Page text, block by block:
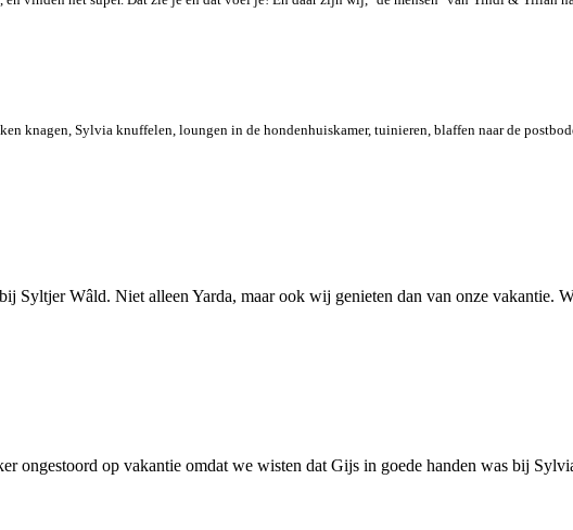
knagen, Sylvia knuffelen, loungen in de hondenhuiskamer, tuinieren, blaffen naar de
Syltjer Wâld. Niet alleen Yarda, maar ook wij genieten dan van onze
ongestoord op vakantie omdat we wisten dat Gijs in goede handen was bij